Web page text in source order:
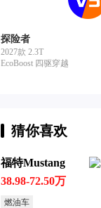
探险者
2027款 2.3T
EcoBoost 四驱穿越
猜你喜欢
福特Mustang
38.98-72.50万
燃油车